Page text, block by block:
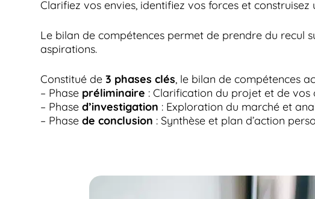
Clarifiez vos envies, identifiez vos forces et construisez
Le bilan de compétences permet de prendre du recul
aspirations.
Constitué de3 phases clés, le bilan de compétences
– Phase préliminaire : Clarification du projet et de vos
– Phased’investigation : Exploration du marché et
– Phasede conclusion : Synthèse et plan d’action